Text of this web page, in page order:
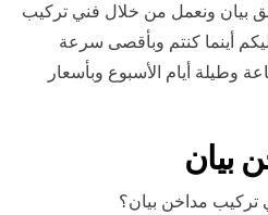
بيان ونعمل من خلال فني تركيب
أينما كنتم وبأقصى سرعة
متاحة على مدار 24 ساعة وطيلة أيام الأسبوع وبأسعار
بيان
مداخن بيان؟